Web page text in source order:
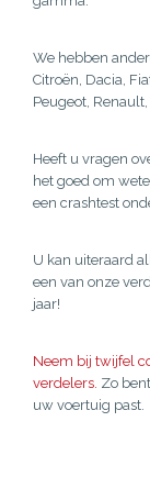
We hebben
Citroën, Dacia,
Peugeot,
Heeft u vragen
het goed om
een crashtest
U kan uiteraard
een van onze
jaar!
Neem bij twijfel
verdelers. Zo
uw voertuig past.